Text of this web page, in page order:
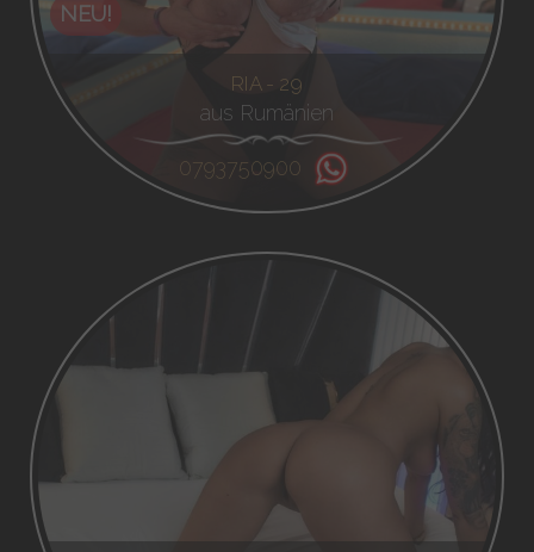
NEU!
RIA - 29
aus Rumänien
0793750900